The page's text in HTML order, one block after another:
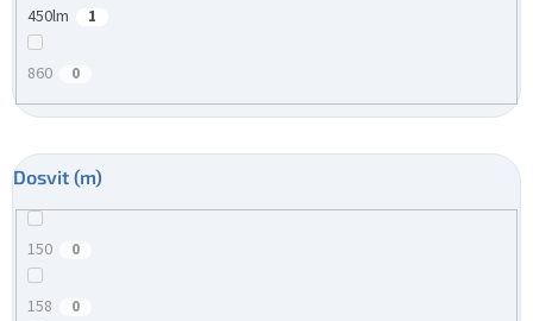
450lm 1
860 0
Dosvit (m)
150 0
158 0